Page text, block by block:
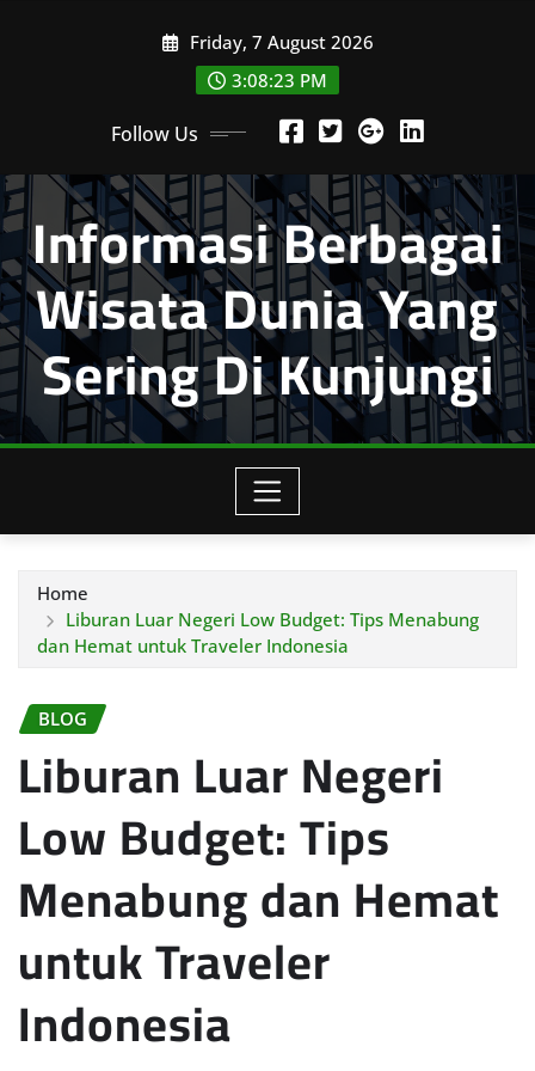
Friday, 7 August 2026
3:08:24 PM
Follow Us
Informasi Berbagai
Wisata Dunia Yang
Sering Di Kunjungi
Home
Liburan Luar Negeri Low Budget: Tips Menabung
dan Hemat untuk Traveler Indonesia
BLOG
Liburan Luar Negeri
Low Budget: Tips
Menabung dan Hemat
untuk Traveler
Indonesia